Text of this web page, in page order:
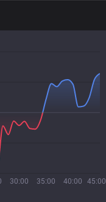
30:00 35:00 40:00 45:00